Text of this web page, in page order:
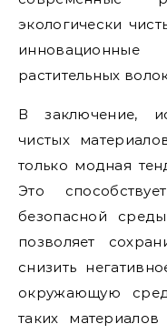
экологически
растительных
В заключение,
чистых
только модная
Это
безопасной
позволяет
снизить
окружающую
таких